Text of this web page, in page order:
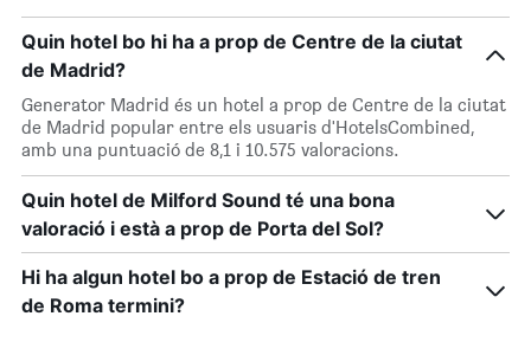
Quin hotel bo hi ha a prop de Centre de la ciutat
de Madrid?
Generator Madrid és un hotel a prop de Centre de la ciutat
de Madrid popular entre els usuaris d'HotelsCombined,
amb una puntuació de 8,1 i 10.575 valoracions.
Quin hotel de Milford Sound té una bona
valoració i està a prop de Porta del Sol?
Hi ha algun hotel bo a prop de Estació de tren
de Roma termini?